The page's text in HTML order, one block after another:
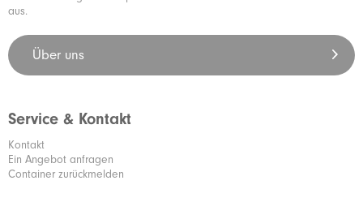
aus.
Über uns
Service & Kontakt
Kontakt
Ein Angebot anfragen
Container zurückmelden